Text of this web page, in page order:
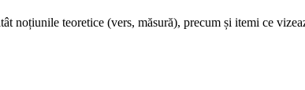
noțiunile teoretice (vers, măsură), precum și itemi ce